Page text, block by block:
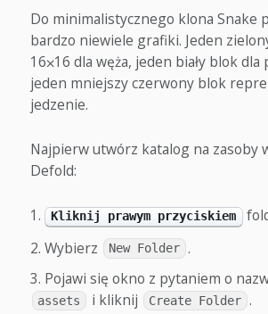
Do minimalistycznego klona Snake
bardzo niewiele grafiki. Jeden
16⨉16 dla węża, jeden biały blok dla
jeden mniejszy czerwony blok
jedzenie.
Najpierw utwórz katalog na zasoby
Defold:
Kliknij prawym przyciskiem
Wybierz New Folder .
Pojawi się okno z pytaniem o
assets i kliknij Create Folder .